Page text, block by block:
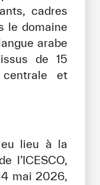
cadres
le domaine
arabe
de 15
centrale et
lieu à la
l’ICESCO,
mai 2026,